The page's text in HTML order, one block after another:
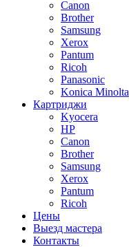
Canon
Brother
Samsung
Xerox
Pantum
Ricoh
Panasonic
Konica Minolta
Картриджи
Kyocera
HP
Canon
Brother
Samsung
Xerox
Pantum
Ricoh
Цены
Выезд мастера
Контакты